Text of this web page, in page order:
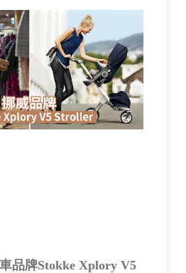
品牌Stokke Xplory V5